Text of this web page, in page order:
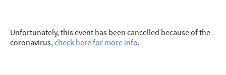
Unfortunately, this event has been cancelled because of the
coronavirus, check here for more info.